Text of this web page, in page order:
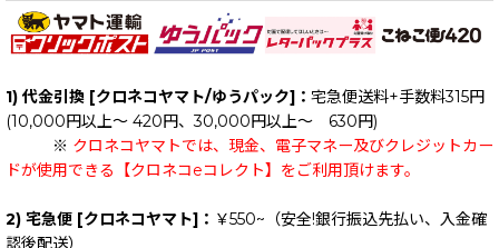
1) 代金引換 [クロネコヤマト/ゆうパック]： 宅急便送料+手数料315円
(10,000円以上～ 420円、30,000円以上～ 630円)
※ クロネコヤマトでは、現金、電子マネー及びクレジットカー
ドが使用できる【クロネコeコレクト】をご利用頂けます。
2) 宅急便 [クロネコヤマト]： ￥550~（安全!銀行振込先払い、入金確
認後配送）